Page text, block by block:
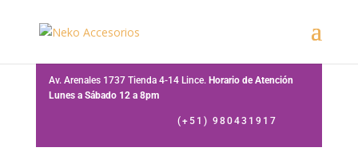
Av. Arenales 1737 Tienda 4-14 Lince. Horario de Atención
Lunes a Sábado 12 a 8pm
(+51) 980431917